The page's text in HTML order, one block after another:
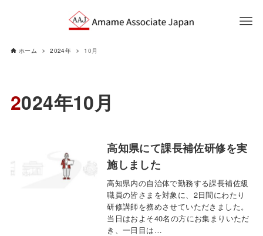
ホーム 2024年 10月
2024年10月
高知県にて課長補佐研修を実
施しました
高知県内の自治体で勤務する課長補佐級
職員の皆さまを対象に、2日間にわたり
研修講師を務めさせていただきました。
当日はおよそ40名の方にお集まりいただ
き、一日目は…